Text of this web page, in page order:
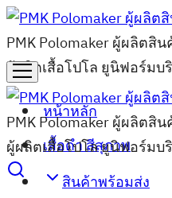
PMK Polomaker ผู้ผลิตสิ
ผู้ผลิตเสื้อโปโล ยูนิฟอร์มบ
หน้าหลัก
เสื้อดำ สีสุภาพ
สินค้าพร้อมส่ง
PMK Polomaker ผู้ผลิตสิ
ผู้ผลิตเสื้อโปโล ยูนิฟอร์มบ